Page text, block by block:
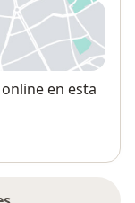
una nueva
en esta